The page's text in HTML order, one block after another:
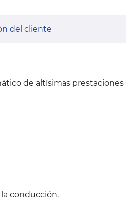
del cliente
de altísimas prestaciones
conducción.